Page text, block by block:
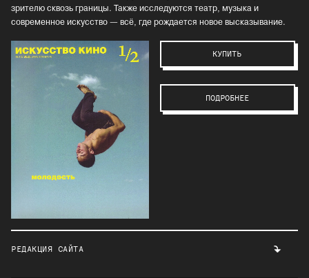
зрителю сквозь границы. Также исследуются театр, музыка и
современное искусство — всё, где рождается новое высказывание.
КУПИТЬ
ПОДРОБНЕЕ
РЕДАКЦИЯ САЙТА